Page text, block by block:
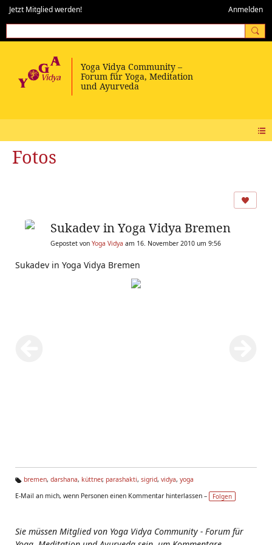
Jetzt Mitglied werden! Anmelden
Fotos
Sukadev in Yoga Vidya Bremen
Gepostet von Yoga Vidya am 16. November 2010 um 9:56
Sukadev in Yoga Vidya Bremen
g
bremen, darshana, küttner, parashakti, sigrid, vidya, yoga
E-Mail an mich, wenn Personen einen Kommentar hinterlassen –
Folgen
Sie müssen Mitglied von Yoga Vidya Community - Forum für